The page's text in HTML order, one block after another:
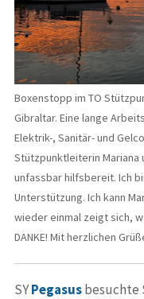
Boxenstopp im TO
Gibraltar. Eine lange
Elektrik-, Sanitär- und
Stützpunktleiterin Mariana
unfassbar hilfsbereit. Ich
Unterstützung. Ich kann
wieder einmal zeigt sich,
DANKE! Mit herzlichen
SYPegasus